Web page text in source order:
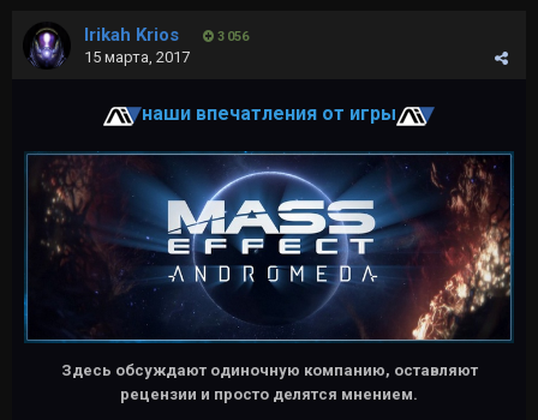
Irikah Krios 3 056
15 марта, 2017
наши впечатления от игры
Здесь обсуждают одиночную компанию, оставляют
рецензии и просто делятся мнением.